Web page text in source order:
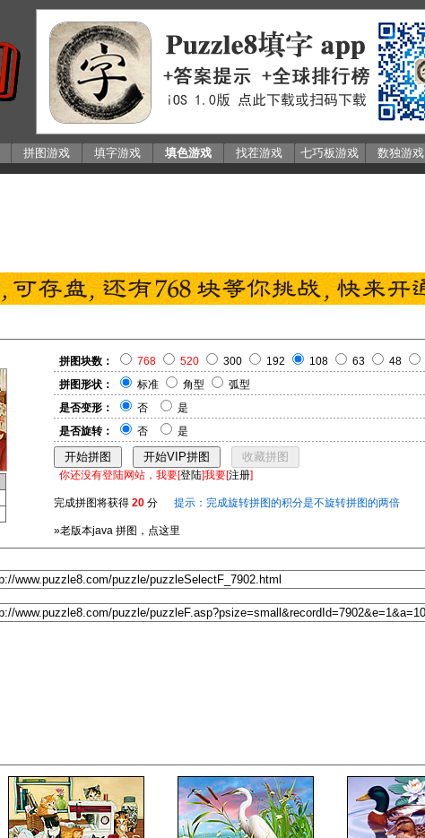
拼图游戏 填字游戏 填色游戏 找茬游戏 七巧板游戏 数独游戏
拼图块数： 768 520 300 192 108 63 48
拼图形状：
标准 角型
弧型
是否变形：
否
是
是否旋转：
否 是
你还没有登陆网站，我要[登陆]我要[注册]
完成拼图将获得 20 分 提示：完成旋转拼图的积分是不旋转拼图的两倍
»老版本java 拼图，点这里